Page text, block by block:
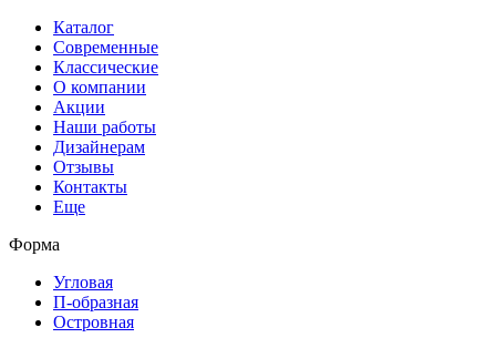
Каталог
Современные
Классические
О компании
Акции
Наши работы
Дизайнерам
Отзывы
Контакты
Еще
Форма
Угловая
П-образная
Островная